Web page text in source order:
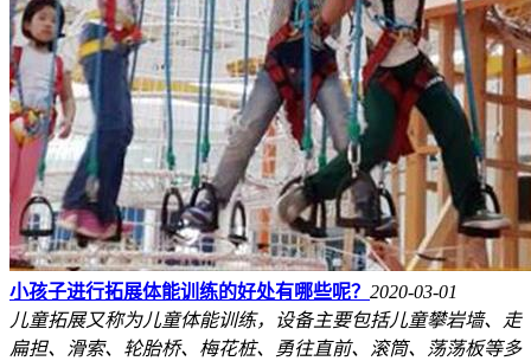
小孩子进行拓展体能训练的好处有哪些呢？ 2020-03-01
儿童拓展又称为儿童体能训练，设备主要包括儿童攀岩墙、走
扁担、滑索、轮胎桥、梅花桩、勇往直前、滚筒、荡荡板等多